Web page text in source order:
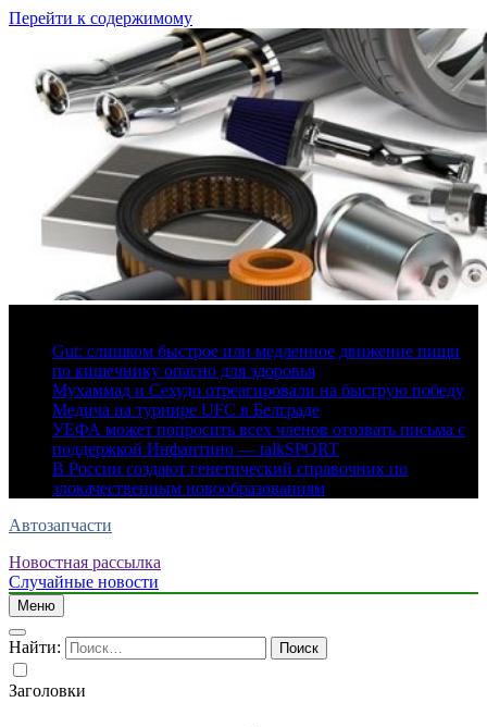
Перейти к содержимому
Gut: слишком быстрое или медленное движение пищи
по кишечнику опасно для здоровья
Мухаммад и Сехудо отреагировали на быструю победу
Медича на турнире UFC в Белграде
УЕФА может попросить всех членов отозвать письма с
поддержкой Инфантино — talkSPORT
В России создают генетический справочник по
злокачественным новообразованиям
Автозапчасти
Новостная рассылка
Случайные новости
Меню
Найти:
Заголовки